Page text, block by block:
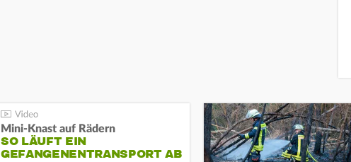
Mini-Knast auf Rädern
SO LÄUFT EIN
GEFANGENENTRANSPORT AB